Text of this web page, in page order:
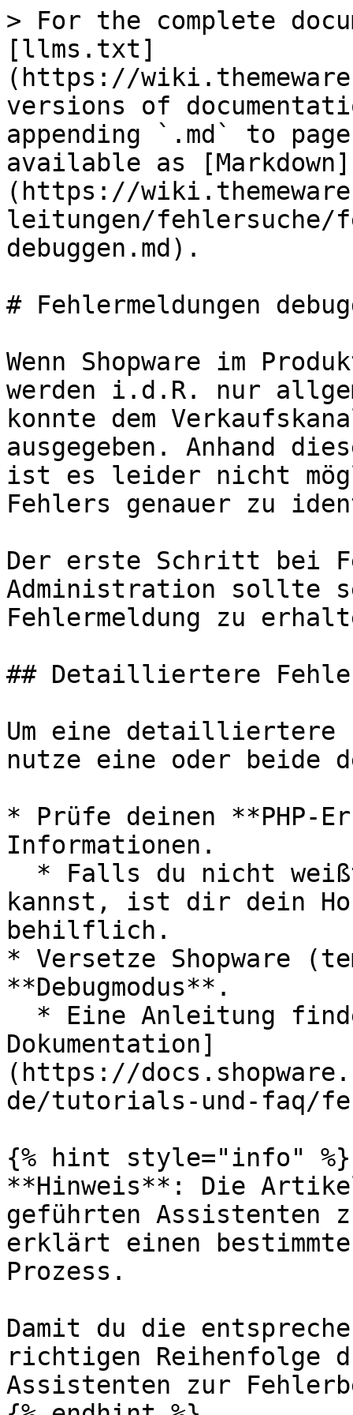
> For the complete
[llms.txt]
(https://
versions of
appending `.md` to
available as [Markdown]
(https://
leitungen/fehlersuche/
debuggen.md).
# Fehlermeldungen
Wenn Shopware im
werden i.d.R. nur
konnte dem
ausgegeben. Anhand
ist es leider nicht
Fehlers genauer zu
Der erste Schritt bei
Administration sollte
Fehlermeldung zu
## Detailliertere
Um eine detailliertere
nutze eine oder beide
* Prüfe deinen **PHP-
Informationen.
kannst, ist dir dein
behilflich.
* Versetze Shopware
**Debugmodus**.
Dokumentation]
(https://
de/tutorials-und-faq/
{% hint style="info" %}
**Hinweis**: Die
geführten Assistenten
erklärt einen
Prozess.
Damit du die
richtigen Reihenfolge
Assistenten zur